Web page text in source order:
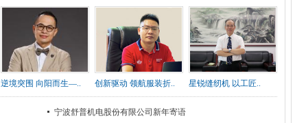
逆境突围 向阳而生—.. 创新驱动 领航服装折.. 星锐缝纫机 以工匠..
宁波舒普机电股份有限公司新年寄语